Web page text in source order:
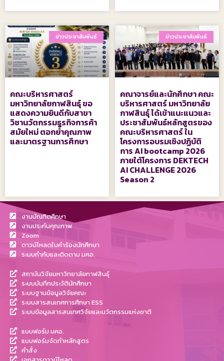
ข่าวประชาสัมพันธ์
คณะบริหารศาสตร์
มหาวิทยาลัยกาฬสินธุ์ ขอ
แสดงความยินดีกับสาขา
วิชานวัตกรรมธุรกิจการค้า
สมัยใหม่ ตอกย้ำคุณภาพ
และมาตรฐานการศึกษา
ข่าวประชาสัมพันธ์
คณาจารย์และนักศึกษา คณะ
บริหารศาสตร์ มหาวิทยาลัย
กาฬสินธุ์ ได้เข้าแนะแนวและ
ประชาสัมพันธ์หลักสูตรของ
คณะบริหารศาสตร์ ใน
โครงการอบรมเชิงปฏิบัติ
การ AI bootcamp 2026
ภายใต้โครงการ DEKTECH
AI CHALLENGE 2026
Season 2
งานบัณฑิตศึกษา
งานประกันคุณภาพ
Zoom
ดาวน์โหลดใบคำร้องนักศึกษา
ระบบกำกับและติดตาม มคอ.
สถาบันวิจัยมหาวิทยาลัยกาฬสินธุ์
ระบบบันทึกประวัตินักศึกษา
ระบบฐานข้อมูลวิจัยคณะ
ระบบสารสนเทศการศึกษา ESS
ระบบข้อมูลสารสนเทศวิจัยและนวัตกรรมแห่งชาติ
แบบฟอร์ม มคอ.
แบบฟอร์มจัดทำหลักสูตร
คำสั่ง